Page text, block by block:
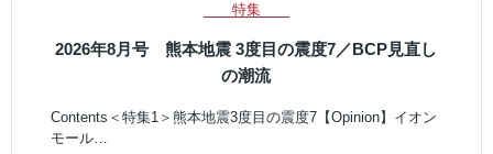
特集
2026年8月号 熊本地震 3度目の震度7／BCP見直し
の潮流
Contents＜特集1＞熊本地震3度目の震度7【Opinion】イオン
モール…